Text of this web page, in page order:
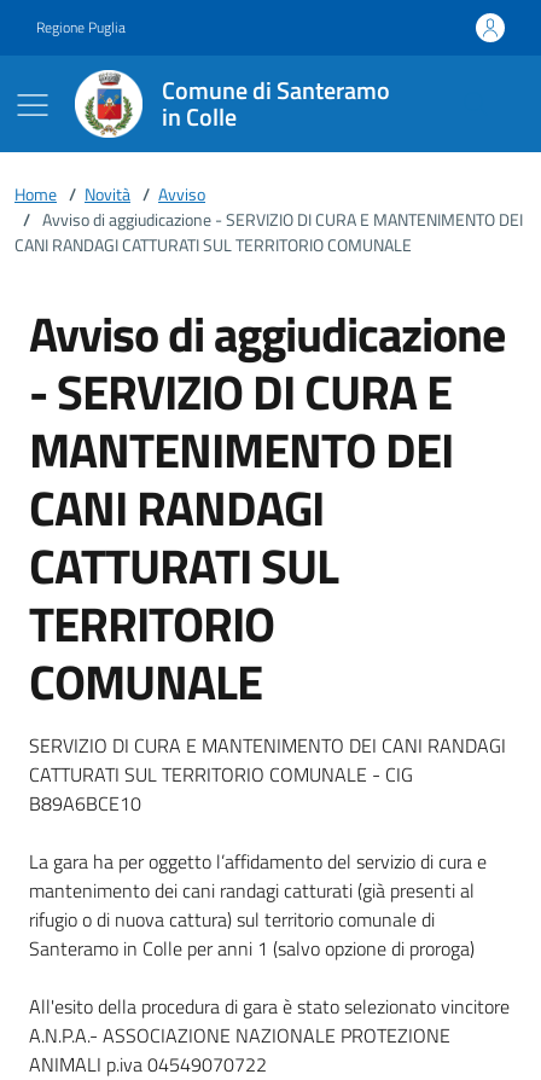
Regione Puglia
Comune di Santeramo
in Colle
Home / Novità / Avviso
/ Avviso di aggiudicazione - SERVIZIO DI CURA E MANTENIMENTO DEI
CANI RANDAGI CATTURATI SUL TERRITORIO COMUNALE
Avviso di aggiudicazione
- SERVIZIO DI CURA E
MANTENIMENTO DEI
CANI RANDAGI
CATTURATI SUL
TERRITORIO
COMUNALE
Dettagli della notizia
SERVIZIO DI CURA E MANTENIMENTO DEI CANI RANDAGI
CATTURATI SUL TERRITORIO COMUNALE - CIG
B89A6BCE10
La gara ha per oggetto l’affidamento del servizio di cura e
mantenimento dei cani randagi catturati (già presenti al
rifugio o di nuova cattura) sul territorio comunale di
Santeramo in Colle per anni 1 (salvo opzione di proroga)
All'esito della procedura di gara è stato selezionato vincitore
A.N.P.A.- ASSOCIAZIONE NAZIONALE PROTEZIONE
ANIMALI p.iva 04549070722